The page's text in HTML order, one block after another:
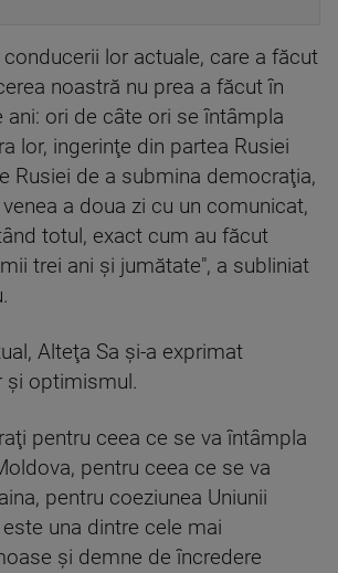
lor actuale, care a făcut
noastră nu prea a făcut în
ani: ori de câte ori se întâmpla
lor, ingerinţe din partea Rusiei
Rusiei de a submina democraţia,
a doua zi cu un comunicat,
totul, exact cum au făcut
trei ani şi jumătate", a subliniat
Alteţa Sa şi-a exprimat
şi optimismul.
pentru ceea ce se va întâmpla
pentru ceea ce se va
pentru coeziunea Uniunii
una dintre cele mai
şi demne de încredere